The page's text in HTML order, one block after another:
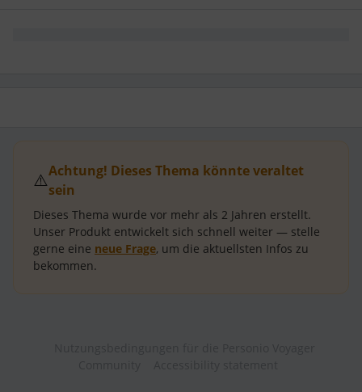
⚠️Achtung! Dieses Thema könnte veraltet
sein
Dieses Thema wurde vor mehr als 2 Jahren erstellt.
Unser Produkt entwickelt sich schnell weiter — stelle
gerne eine neue Frage, um die aktuellsten Infos zu
bekommen.